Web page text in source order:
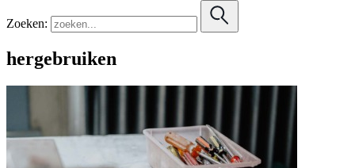
Zoeken:
hergebruiken